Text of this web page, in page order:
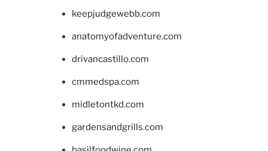
keepjudgewebb.com
anatomyofadventure.com
drivancastillo.com
cmmedspa.com
midletontkd.com
gardensandgrills.com